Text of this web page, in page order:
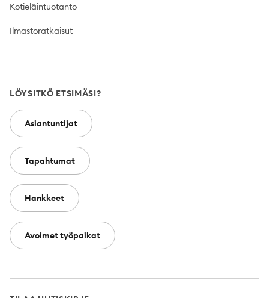
Kotieläintuotanto
Ilmastoratkaisut
LÖYSITKÖ ETSIMÄSI?
Asiantuntijat
Tapahtumat
Hankkeet
Avoimet työpaikat